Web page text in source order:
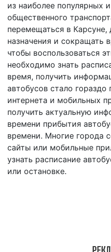
из наиболее популярных
общественного
перемещаться в Карсуне,
назначения и сокращать
чтобы воспользоваться
необходимо знать
время, получить
автобусов стало
интернета и мобильных
получить актуальную
времени прибытия
времени. Многие города
сайты или мобильные
узнать расписание
или остановке.